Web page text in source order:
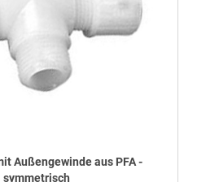
Außengewinde aus PFA -
symmetrisch